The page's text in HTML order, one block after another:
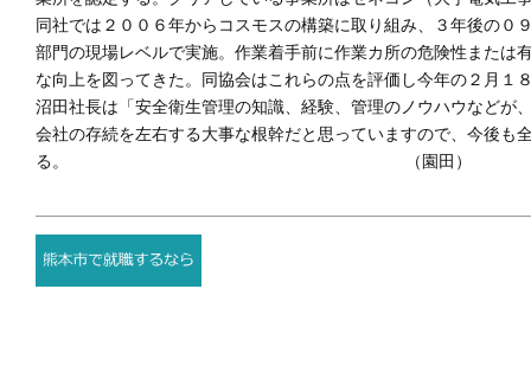
同社では２００６年からコスモスの構築に取り組み、３年後の
部門の現場レベルで実施。作業着手前に作業カ所の危険性また
な向上を図ってきた。同協会はこれらの点を評価し今年の２月１
沼田社長は「安全衛生管理の知識、経験、管理のノウハウなど
会社の存続を左右する大事な根幹だと思っていますので、今後も
る。 （園田）